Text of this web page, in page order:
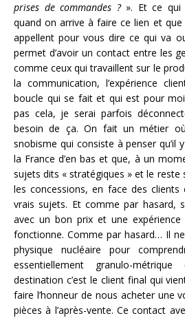
prises de commandes ?». Et ce qui
quand on arrive à faire ce lien et
appellent pour vous dire ce qui va
permet d’avoir un contact entre les
comme ceux qui travaillent sur le
la communication, l’expérience
boucle qui se fait et qui est pour moi
pas cela, je serai parfois
besoin de ça. On fait un métier
snobisme qui consiste à penser qu’il
la France d’en bas et que, à un
sujets dits « stratégiques » et le reste
les concessions, en face des clients
vrais sujets. Et comme par hasard,
avec un bon prix et une
fonctionne. Comme par hasard… Il
physique nucléaire pour
essentiellement granulo-
destination c’est le client final qui
faire l’honneur de nous acheter une
pièces à l’après-vente. Ce contact